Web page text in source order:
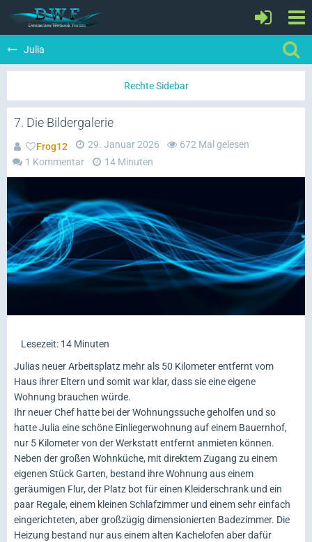
Julia
7. Die Bildergalerie
Frog12 29. Januar 2026
672 Mal gelesen
1 Kommentar
14 Minuten
Lesezeit: 14 Minuten
Julias neuer Arbeitsplatz mehr als 50 Kilometer entfernt vom
Haus ihrer Eltern und somit war klar, dass sie eine eigene
Wohnung brauchen würde.
Ihr neuer Chef hatte bei der Wohnungssuche geholfen und so
hatte Julia eine schöne Einliegerwohnung auf einem Bauernhof,
nur 5 Kilometer von der Werkstatt entfernt anmieten können.
Neben der großen Wohnküche, mit direktem Zugang zu einem
eigenen Stück Garten, bestand ihre Wohnung aus einem
geräumigen Flur, der Platz bot für einen Kleiderschrank und ein
paar Regale, einem kleinen Schlafzimmer und einem sehr einfach
eingerichteten, aber großzügig dimensionierten Badezimmer. Die
Heizung bestand nur aus einem alten Kachelofen aber dafür